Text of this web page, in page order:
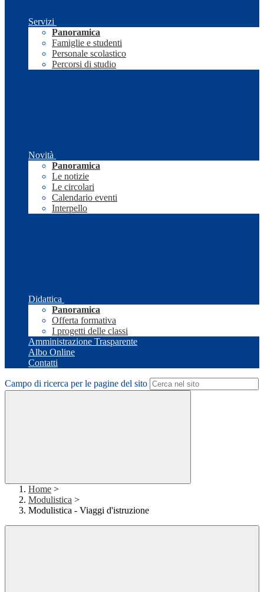
Servizi
Panoramica
Famiglie e studenti
Personale scolastico
Percorsi di studio
Novità
Panoramica
Le notizie
Le circolari
Calendario eventi
Interpello
Didattica
Panoramica
Offerta formativa
I progetti delle classi
Amministrazione Trasparente
Albo Online
Contatti
Campo di ricerca per le pagine del sito
Home >
Modulistica >
Modulistica - Viaggi d'istruzione